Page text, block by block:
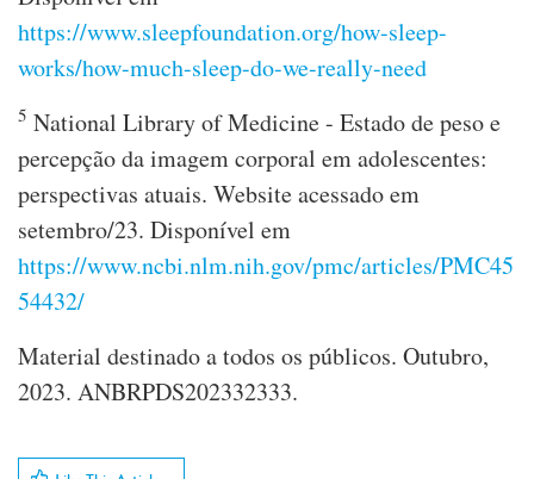
https://www.sleepfoundation.org/how-sleep-
works/how-much-sleep-do-we-really-need
5 National Library of Medicine - Estado de peso e
percepção da imagem corporal em adolescentes:
perspectivas atuais. Website acessado em
setembro/23. Disponível em
https://www.ncbi.nlm.nih.gov/pmc/articles/PMC45
54432/
Material destinado a todos os públicos. Outubro,
2023. ANBRPDS202332333.